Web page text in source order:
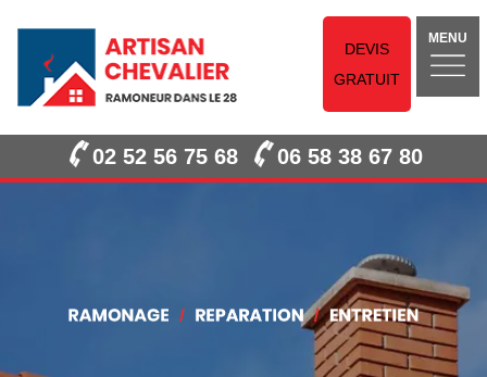
DEVIS
GRATUIT
MENU
02 52 56 75 68 06 58 38 67 80